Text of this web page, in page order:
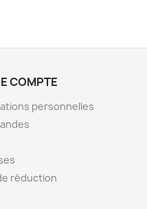
COMPTE
personnelles
réduction